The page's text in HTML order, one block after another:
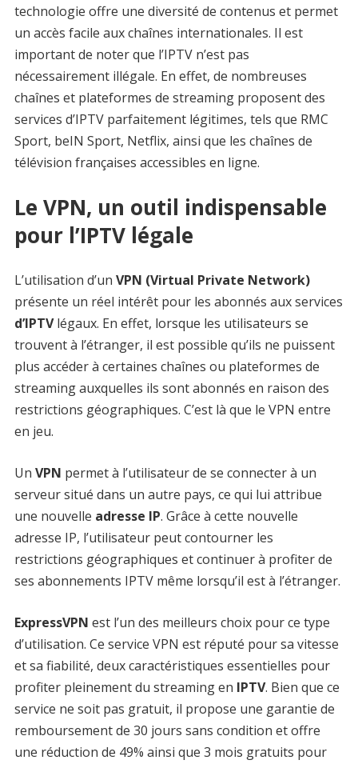
technologie offre une diversité de contenus et permet
un accès facile aux chaînes internationales. Il est
important de noter que l’IPTV n’est pas
nécessairement illégale. En effet, de nombreuses
chaînes et plateformes de streaming proposent des
services d’IPTV parfaitement légitimes, tels que RMC
Sport, beIN Sport, Netflix, ainsi que les chaînes de
télévision françaises accessibles en ligne.
Le VPN, un outil indispensable
pour l’IPTV légale
L’utilisation d’un VPN (Virtual Private Network)
présente un réel intérêt pour les abonnés aux services
d’IPTVlégaux. En effet, lorsque les utilisateurs se
trouvent à l’étranger, il est possible qu’ils ne puissent
plus accéder à certaines chaînes ou plateformes de
streaming auxquelles ils sont abonnés en raison des
restrictions géographiques. C’est là que le VPN entre
en jeu.
Un VPN permet à l’utilisateur de se connecter à un
serveur situé dans un autre pays, ce qui lui attribue
une nouvelle adresse IP. Grâce à cette nouvelle
adresse IP, l’utilisateur peut contourner les
restrictions géographiques et continuer à profiter de
ses abonnements IPTV même lorsqu’il est à l’étranger.
ExpressVPN est l’un des meilleurs choix pour ce type
d’utilisation. Ce service VPN est réputé pour sa vitesse
et sa fiabilité, deux caractéristiques essentielles pour
profiter pleinement du streaming en IPTV. Bien que ce
service ne soit pas gratuit, il propose une garantie de
remboursement de 30 jours sans condition et offre
une réduction de 49% ainsi que 3 mois gratuits pour